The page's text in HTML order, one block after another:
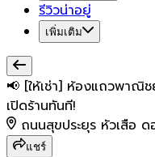
รีวิวน่าอยู่
เพิ่มเติม
📢 [ให้เช่า] ห้องแถวพาณิช
เปิดร้านทันที!
ถนนสุขประยุร หัวเสือ
แชร์